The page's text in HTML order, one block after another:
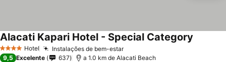
4 EstrelasHotel Instalações de bem-estarVer preços
Alacati Kapari Hotel - Special Category
9,5 Excelente 637 a 1.0 km de Alacati Beach